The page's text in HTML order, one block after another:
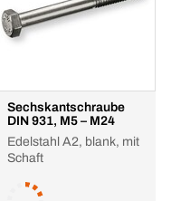
Sechskantschraube
DIN 931, M5 – M24
Edelstahl A2, blank, mit
Schaft